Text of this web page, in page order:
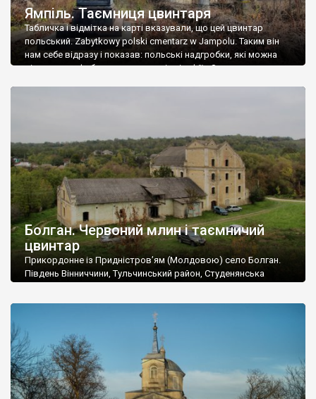
Ямпіль. Таємниця цвинтаря
Табличка і відмітка на карті вказували, що цей цвинтар
польський. Zabytkowy polski cmentarz w Jampolu. Таким він
нам себе відразу і показав: польські надгробки, які можна
віднести до фабричних, польські епітафії… Загалом цвинтар
Болган. Червоний млин і таємничий
цвинтар
Прикордонне із Придністров’ям (Молдовою) село Болган.
Південь Вінниччини, Тульчинський район, Студенянська
старовинний цвинтар із кам’яними хрестами. Всі епітафії, які
збереглися, написані кирилицею, церковнослов’янською
мовою. За всіма традиційними ознаками – цвинтар
український. Хрести датуються 19 століттям. У 1924-1940
роках Болган […]